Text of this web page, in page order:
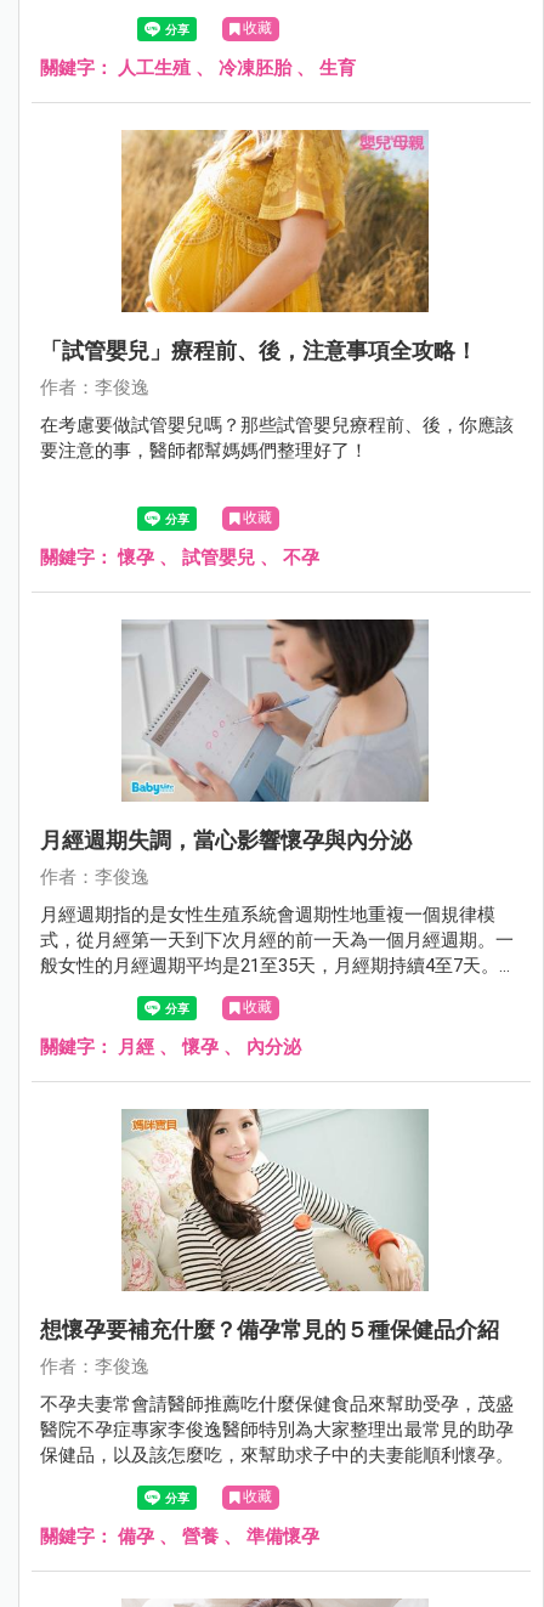
機率；也可以趁年輕先將胚胎冷凍保存，等到計劃生育再將
收藏
關鍵字： 人工生殖 、 冷凍胚胎、 生育
「試管嬰兒」療程前、後，注意事項全攻略！
作者：李俊逸
在考慮要做試管嬰兒嗎？那些試管嬰兒療程前、後，你應該
要注意的事，醫師都幫媽媽們整理好了！
收藏
關鍵字：懷孕 、 試管嬰兒 、 不孕
月經週期失調，當心影響懷孕與內分泌
作者：李俊逸
月經週期指的是女性生殖系統會週期性地重複一個規律模
式，從月經第一天到下次月經的前一天為一個月經週期。一
般女性的月經週期平均是21至35天，月經期持續4至7天。那
我們為什麼需要計算月經週期呢？在備孕中的夫婦能透過計
算月經週期來預測排卵日，而未有懷孕計劃的女性也可以透
過計算月經週期來了解自己的身體狀態。
收藏
關鍵字： 月經 、懷孕 、 內分泌
想懷孕要補充什麼？備孕常見的５種保健品介紹
作者：李俊逸
不孕夫妻常會請醫師推薦吃什麼保健食品來幫助受孕，茂盛
醫院不孕症專家李俊逸醫師特別為大家整理出最常見的助孕
保健品，以及該怎麼吃，來幫助求子中的夫妻能順利懷孕。
收藏
關鍵字： 備孕 、 營養 、 準備懷孕